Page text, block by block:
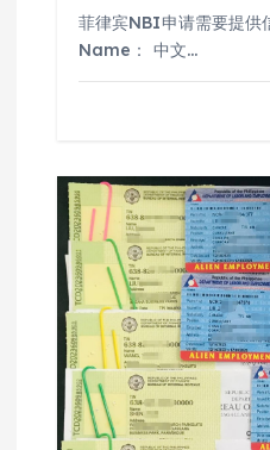
菲律宾NBI申请需要提供
Name： 中文…